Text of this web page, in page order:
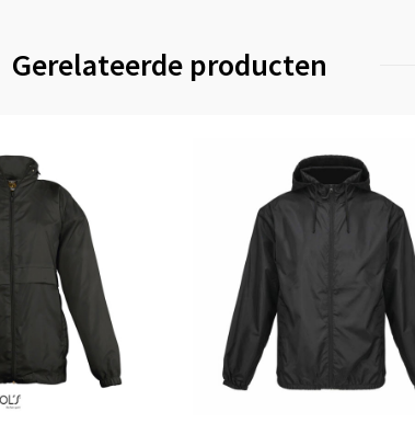
Gerelateerde producten